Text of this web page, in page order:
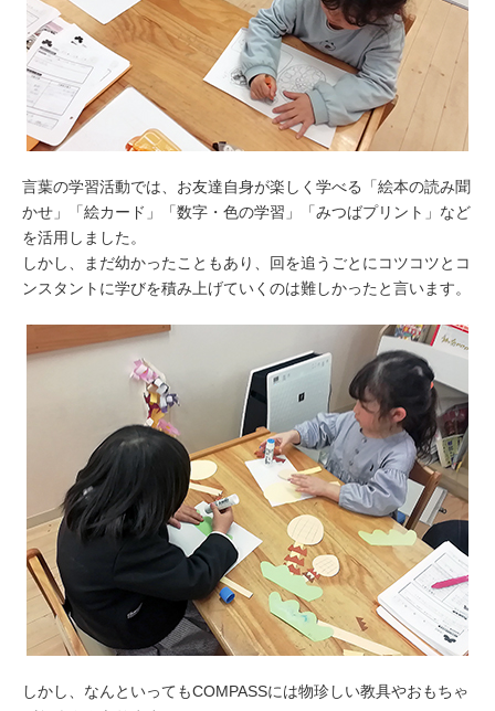
言葉の学習活動では、お友達自身が楽しく学べる「絵本の読み聞
かせ」「絵カード」「数字・色の学習」「みつばプリント」など
を活用しました。
しかし、まだ幼かったこともあり、回を追うごとにコツコツとコ
ンスタントに学びを積み上げていくのは難しかったと言います。
しかし、なんといってもCOMPASSには物珍しい教具やおもちゃ